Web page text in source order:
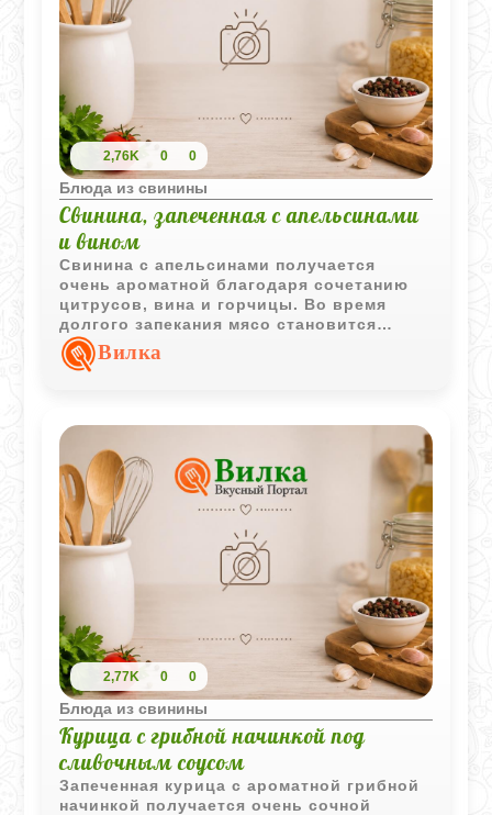
2,76K 0 0
Блюда из свинины
Свинина, запеченная с апельсинами
и вином
Свинина с апельсинами получается
очень ароматной благодаря сочетанию
цитрусов, вина и горчицы. Во время
долгого запекания мясо становится
мягким и пропитывается легкими
фруктовыми нотами.
Вилка
2,77K 0 0
Блюда из свинины
Курица с грибной начинкой под
сливочным соусом
Запеченная курица с ароматной грибной
начинкой получается очень сочной